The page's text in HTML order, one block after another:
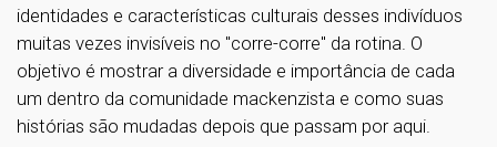
identidades e características culturais desses indivíduos
muitas vezes invisíveis no "corre-corre" da rotina. O
objetivo é mostrar a diversidade e importância de cada
um dentro da comunidade mackenzista e como suas
histórias são mudadas depois que passam por aqui.
1